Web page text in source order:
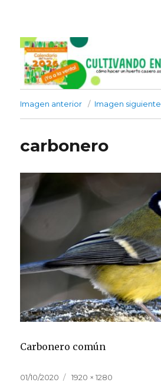
Imagen anterior Imagen siguiente
carbonero
Carbonero común
Publicado
01/10/2020
Tamaño
1920 × 1280